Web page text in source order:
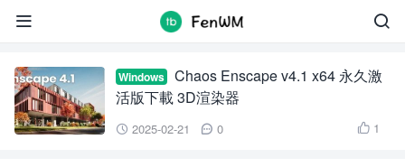


Windows
Chaos Enscape v4.1 x64 永久激
活版下載 3D渲染器
 2025-02-21  0  1